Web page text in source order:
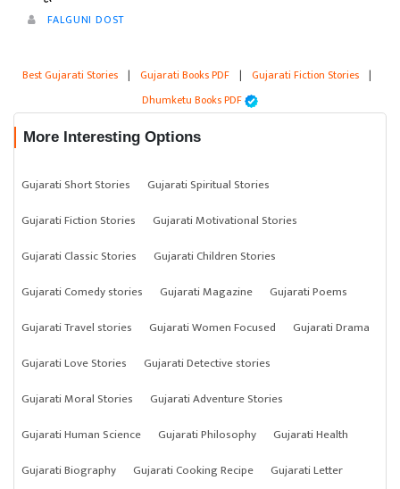
FALGUNI DOST
Best Gujarati Stories | Gujarati Books PDF | Gujarati Fiction Stories |
Dhumketu Books PDF
More Interesting Options
Gujarati Short Stories
Gujarati Spiritual Stories
Gujarati Fiction Stories
Gujarati Motivational Stories
Gujarati Classic Stories
Gujarati Children Stories
Gujarati Comedy stories
Gujarati Magazine
Gujarati Poems
Gujarati Travel stories
Gujarati Women Focused
Gujarati Drama
Gujarati Love Stories
Gujarati Detective stories
Gujarati Moral Stories
Gujarati Adventure Stories
Gujarati Human Science
Gujarati Philosophy
Gujarati Health
Gujarati Biography
Gujarati Cooking Recipe
Gujarati Letter